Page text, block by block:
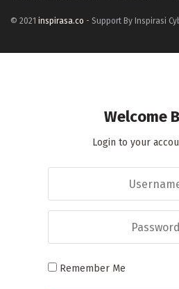
© 2021 inspirasa.co - Support By Inspirasi
Welcome
Login to your
Remember Me